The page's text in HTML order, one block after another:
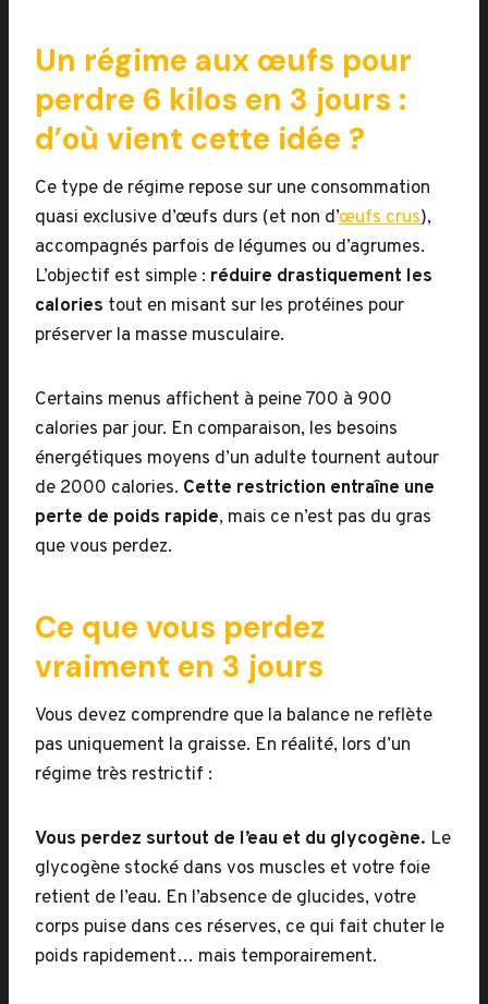
Un régime aux œufs pour
perdre 6 kilos en 3 jours :
d’où vient cette idée ?
Ce type de régime repose sur une consommation
quasi exclusive d’œufs durs (et non d’œufs crus),
accompagnés parfois de légumes ou d’agrumes.
L’objectif est simple : réduire drastiquement les
calories tout en misant sur les protéines pour
préserver la masse musculaire.
Certains menus affichent à peine 700 à 900
calories par jour. En comparaison, les besoins
énergétiques moyens d’un adulte tournent autour
de 2000 calories. Cette restriction entraîne une
perte de poids rapide, mais ce n’est pas du gras
que vous perdez.
Ce que vous perdez
vraiment en 3 jours
Vous devez comprendre que la balance ne reflète
pas uniquement la graisse. En réalité, lors d’un
régime très restrictif :
Vous perdez surtout de l’eau et du glycogène. Le
glycogène stocké dans vos muscles et votre foie
retient de l’eau. En l’absence de glucides, votre
corps puise dans ces réserves, ce qui fait chuter le
poids rapidement… mais temporairement.